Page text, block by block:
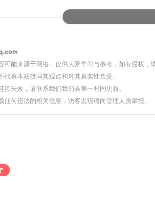
可能来源于网络，仅供大家学习与参考，如有侵权，
表本站赞同其观点和对其真实性负责。
失效，请联系我们我们会第一时间更新。
何违法的相关信息，访客发现请向管理人员举报。